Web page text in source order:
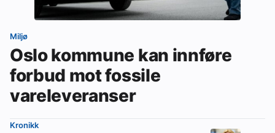
Miljø
Oslo kommune kan innføre
forbud mot fossile
vareleveranser
Kronikk